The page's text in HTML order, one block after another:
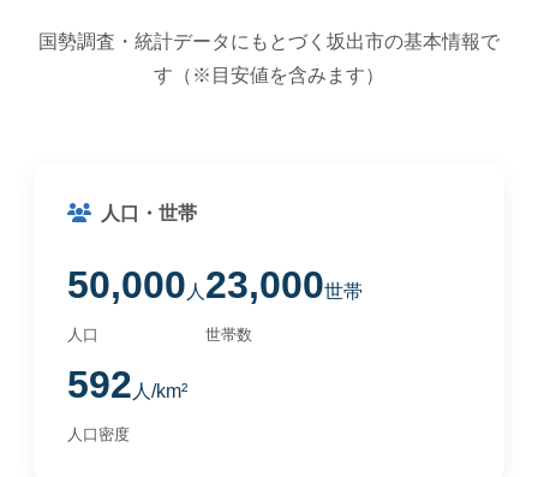
国勢調査・統計データにもとづく坂出市の基本情報で
す（※目安値を含みます）
人口・世帯
50,000 人
人口
23,000世帯
世帯数
592 人/km²
人口密度